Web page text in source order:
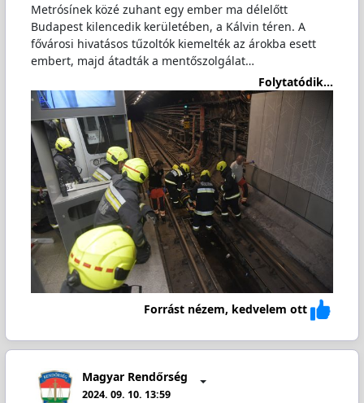
Metrósínek közé zuhant egy ember ma délelőtt
Budapest kilencedik kerületében, a Kálvin téren. A
fővárosi hivatásos tűzoltók kiemelték az árokba esett
embert, majd átadták a mentőszolgálat…
Folytatódik...
Forrást nézem, kedvelem ott
Magyar Rendőrség
2024. 09. 10. 13:59